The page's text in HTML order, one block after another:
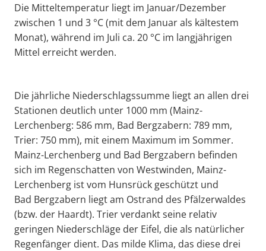
Die Mitteltemperatur liegt im Januar/Dezember
zwischen 1 und 3 °C (mit dem Januar als kältestem
Monat), während im Juli ca. 20 °C im langjährigen
Mittel erreicht werden.
Die jährliche Niederschlagssumme liegt an allen drei
Stationen deutlich unter 1000 mm (Mainz-
Lerchenberg: 586 mm, Bad Bergzabern: 789 mm,
Trier: 750 mm), mit einem Maximum im Sommer.
Mainz-Lerchenberg und Bad Bergzabern befinden
sich im Regenschatten von Westwinden, Mainz-
Lerchenberg ist vom Hunsrück geschützt und
Bad Bergzabern liegt am Ostrand des Pfälzerwaldes
(bzw. der Haardt). Trier verdankt seine relativ
geringen Niederschläge der Eifel, die als natürlicher
Regenfänger dient. Das milde Klima, das diese drei